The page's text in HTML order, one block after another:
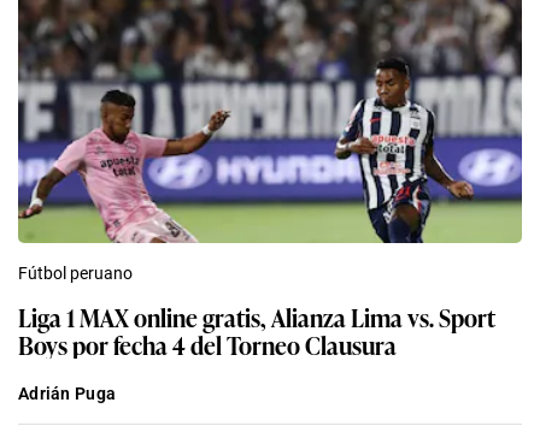
Fútbol peruano
Liga 1 MAX online gratis, Alianza Lima vs. Sport
Boys por fecha 4 del Torneo Clausura
Adrián Puga